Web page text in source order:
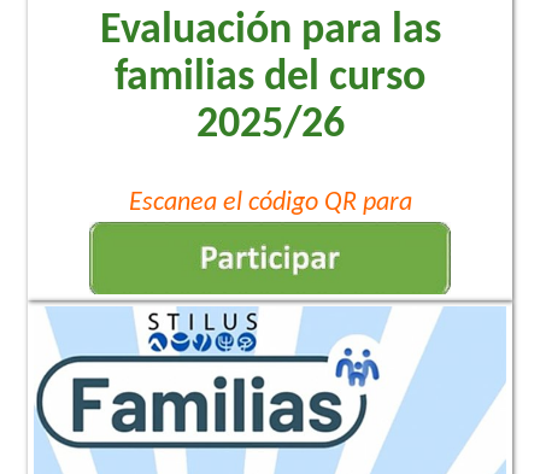
Evaluación para las
familias del curso
2025/26
Escanea el código QR para